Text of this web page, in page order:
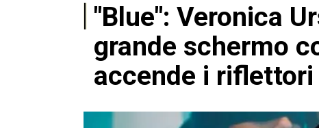
"Blue": Veronica
grande schermo
accende i